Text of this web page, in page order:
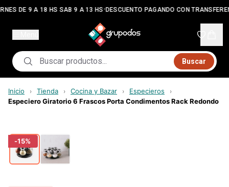
DE 9 A 18 HS SAB 9 A 13 HS•DESCUENTO PAGANDO CON
Buscar
Inicio › Tienda › Cocina y Bazar › Especieros ›
Especiero Giratorio 6 Frascos Porta Condimentos Rack Redondo
-15%